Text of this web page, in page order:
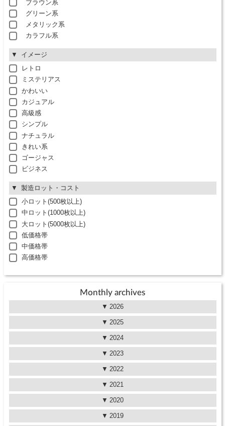
ブラウン系
グリーン系
メタリック系
カラフル系
イメージ
レトロ
ミステリアス
かわいい
カジュアル
高級感
シンプル
ナチュラル
きれい系
ゴージャス
ビジネス
製造ロット・コスト
小ロット(500枚以上)
中ロット(1000枚以上)
大ロット(5000枚以上)
低価格帯
中価格帯
高価格帯
Monthly archives
2026
2025
2024
2023
2022
2021
2020
2019